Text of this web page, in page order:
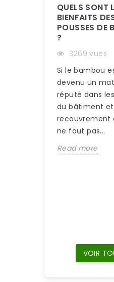
QUELS SONT
BIENFAITS
POUSSES DE
?
3269 vues
Si le bambou
devenu un
réputé dans
du bâtiment
recouvrement
ne faut pas...
Read more
VOIR